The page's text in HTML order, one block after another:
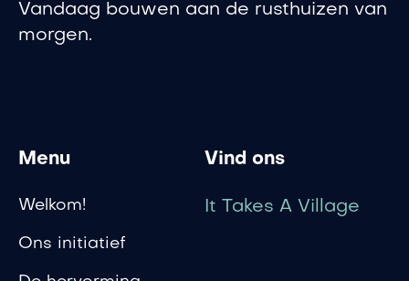
Vandaag bouwen aan de rusthuizen van
morgen.
Menu
Welkom!
Ons initiatief
Vind ons
It Takes A Village